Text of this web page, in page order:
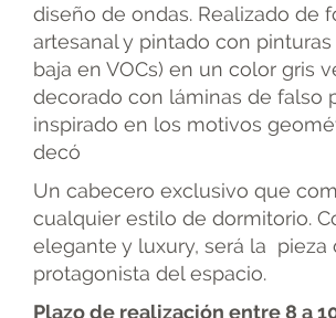
diseño de ondas. Realizado de
artesanal y pintado con
baja en VOCs) en un color gris
decorado con láminas de falso
inspirado en los motivos
decó
Un cabecero exclusivo que
cualquier estilo de dormitorio.
elegante y luxury, será la pieza
protagonista del espacio.
Plazo de realización entre 8 a